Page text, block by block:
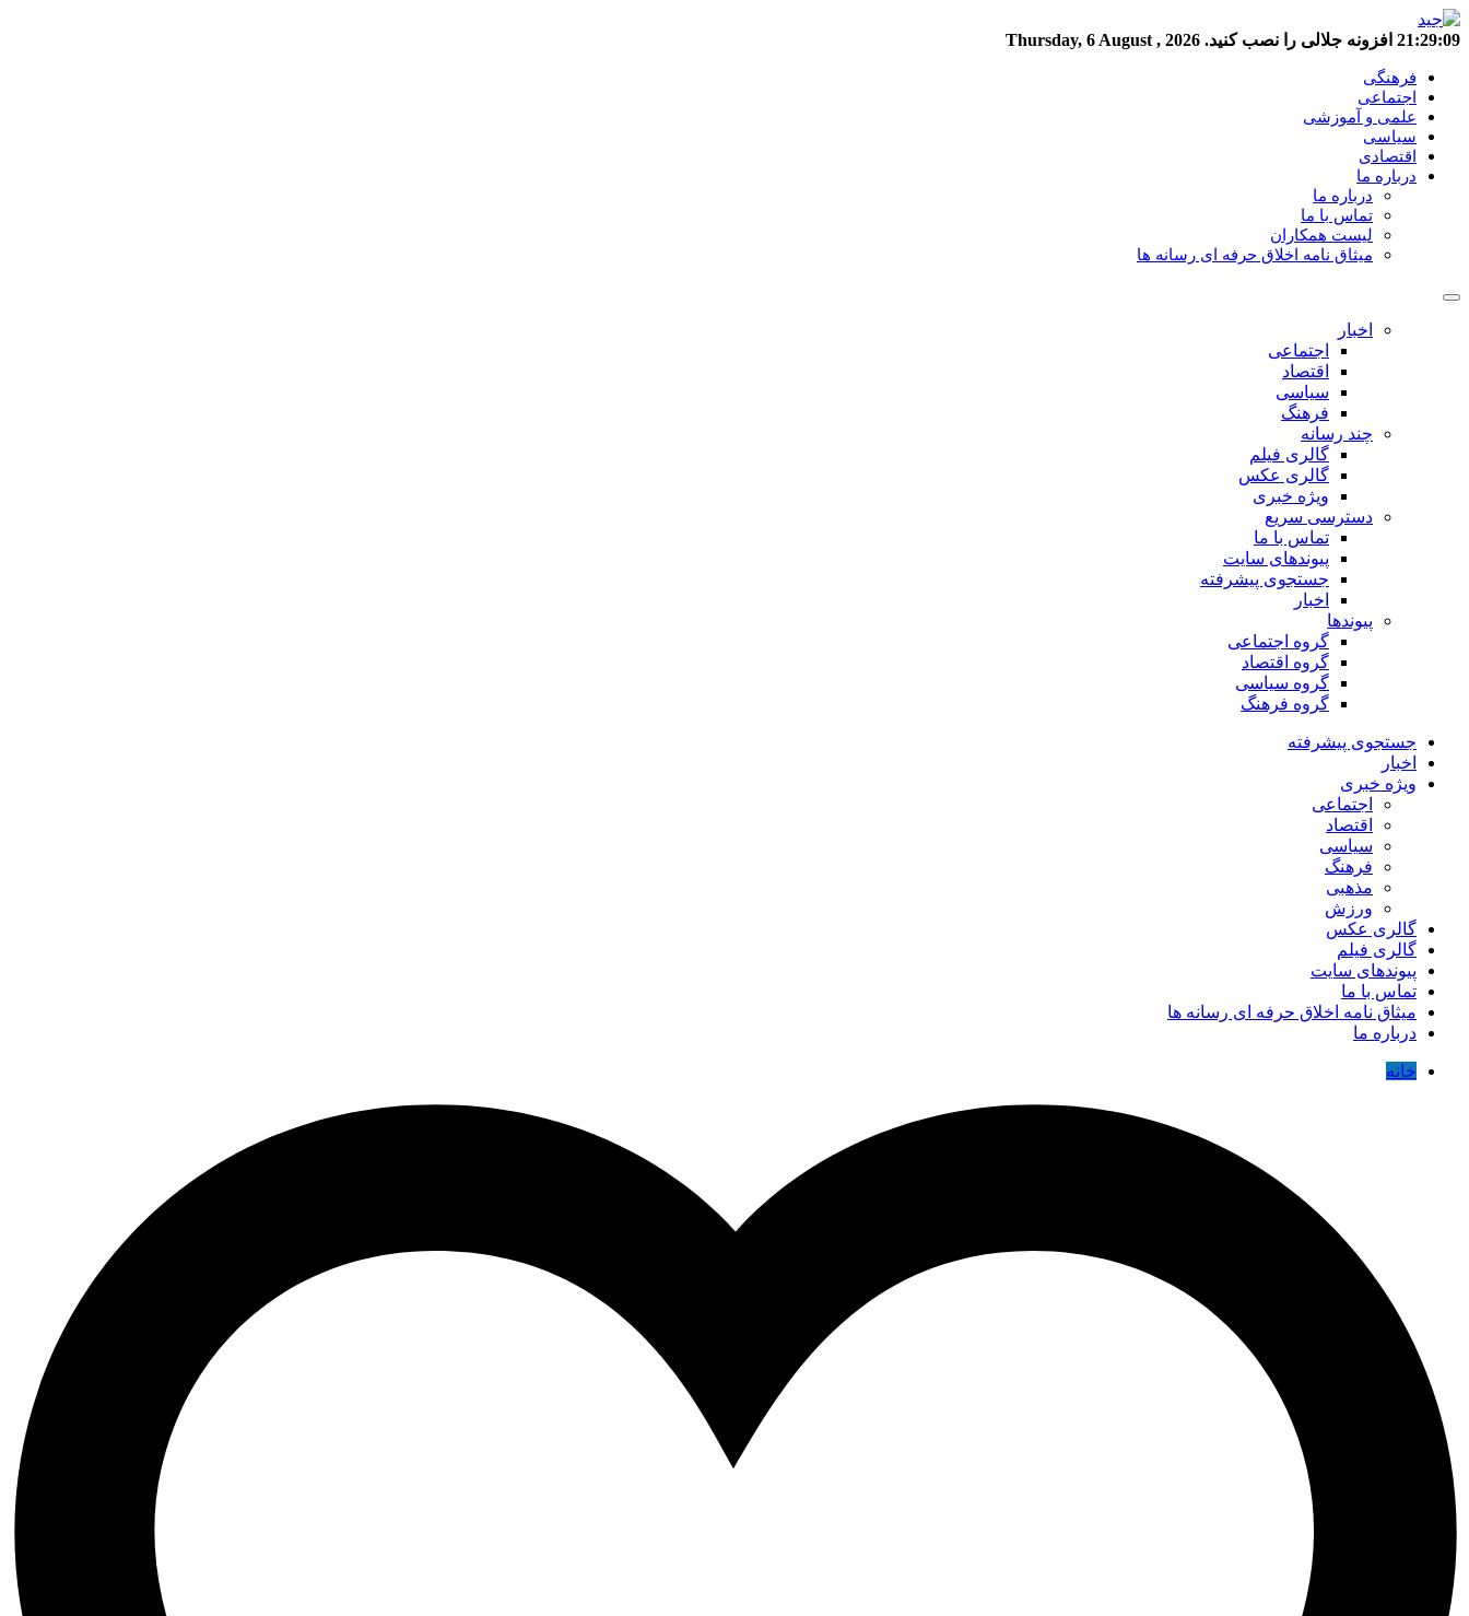
21:29:10 افزونه جلالی را نصب کنید. Thursday, 6 August , 2026
فرهنگی
اجتماعی
علمی و آموزشی
سیاسی
اقتصادی
درباره ما
درباره ما
تماس با ما
لیست همکاران
میثاق نامه اخلاق حرفه ای رسانه ها
اخبار
اجتماعی
اقتصاد
سیاسی
فرهنگ
چند رسانه
گالری فیلم
گالری عکس
ویژه خبری
دسترسی سریع
تماس با ما
پیوندهای سایت
جستجوی پیشرفته
اخبار
پیوندها
گروه اجتماعی
گروه اقتصاد
گروه سیاسی
گروه فرهنگ
جستجوی پیشرفته
اخبار
ویژه خبری
اجتماعی
اقتصاد
سیاسی
فرهنگ
مذهبی
ورزش
گالری عکس
گالری فیلم
پیوندهای سایت
تماس با ما
میثاق نامه اخلاق حرفه ای رسانه ها
درباره ما
خانه